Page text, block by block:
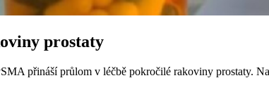
prostaty
přináší průlom v léčbě pokročilé rakoviny prostaty.